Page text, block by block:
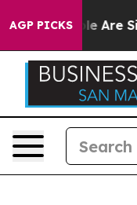
AGP PICKS
“People Are